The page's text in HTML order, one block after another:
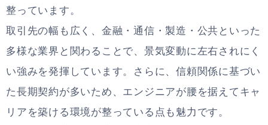
整っています。
取引先の幅も広く、金融・通信・製造・公共といった
多様な業界と関わることで、景気変動に左右されにく
い強みを発揮しています。さらに、信頼関係に基づい
た長期契約が多いため、エンジニアが腰を据えてキャ
リアを築ける環境が整っている点も魅力です。